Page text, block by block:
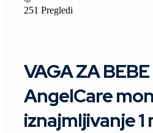
251 Pregledi
VAGA ZA BEBE
AngelCare
iznajmljivanje 1